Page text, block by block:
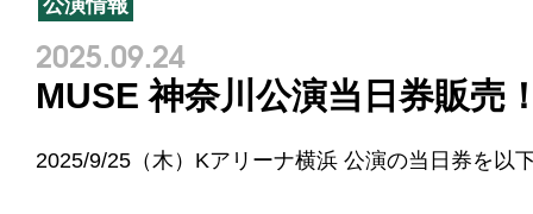
2025.09.24
MUSE 神奈川公演当日券販売
2025/9/25（木）Kアリーナ横浜 公演の当日券を以